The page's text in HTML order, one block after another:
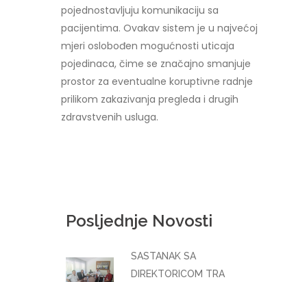
pojednostavljuju komunikaciju sa
pacijentima. Ovakav sistem je u najvećoj
mjeri oslobođen mogućnosti uticaja
pojedinaca, čime se značajno smanjuje
prostor za eventualne koruptivne radnje
prilikom zakazivanja pregleda i drugih
zdravstvenih usluga.
Posljednje Novosti
SASTANAK SA
DIREKTORICOM TRA